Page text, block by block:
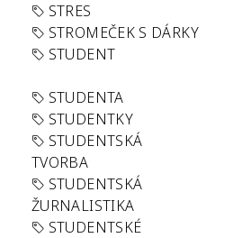
STRES
STROMEČEK S DÁRKY
STUDENT
STUDENTA
STUDENTKY
STUDENTSKÁ
TVORBA
STUDENTSKÁ
ŽURNALISTIKA
STUDENTSKÉ